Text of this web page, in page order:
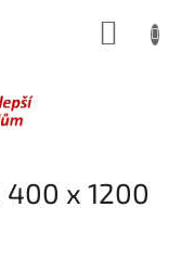
400 x 1200